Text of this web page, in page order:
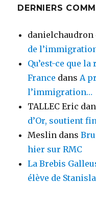
DERNIERS
danielchaudron
de
Qu’est-ce que
France dansA
l’immigration…
TALLEC Eric
d’Or, soutient
Meslin dans
hier sur RMC
La Brebis
élève de